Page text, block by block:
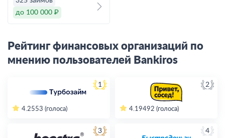
до 100 000 ₽
Рейтинг финансовых организаций по
мнению пользователей Bankiros
1
4.2553 (голоса)
2
4.19492 (голоса)
3 4